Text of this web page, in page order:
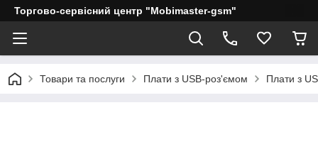
Торгово-сервісний центр "Mobimaster-gsm"
Товари та послуги Плати з USB-роз'ємом Плати з